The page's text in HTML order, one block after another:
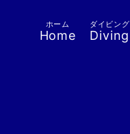
ホーム
Home
ダイビング
Diving